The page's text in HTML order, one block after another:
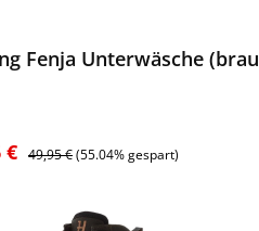
Fenja Unterwäsche
€ Regulärer Preis:
49,95 €(55.04% gespart)